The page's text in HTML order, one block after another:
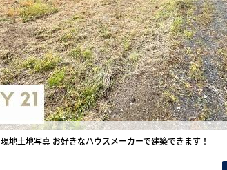
現地土地写真 お好きなハウスメーカーで建築できます！